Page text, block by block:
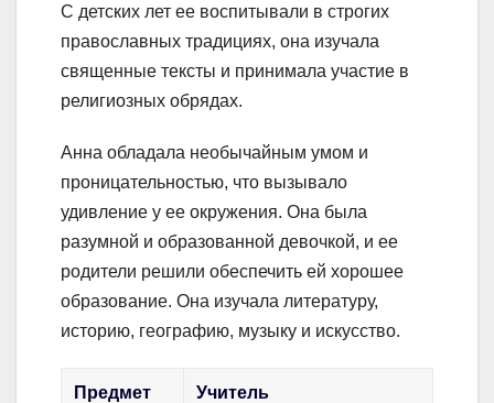
С детских лет ее воспитывали в строгих
православных традициях, она изучала
священные тексты и принимала участие в
религиозных обрядах.
Анна обладала необычайным умом и
проницательностью, что вызывало
удивление у ее окружения. Она была
разумной и образованной девочкой, и ее
родители решили обеспечить ей хорошее
образование. Она изучала литературу,
историю, географию, музыку и искусство.
Предмет Учитель